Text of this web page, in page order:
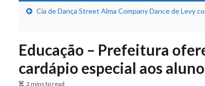
Cia de Dança Street Alma Company Dance de Levy
Educação – Prefeitura
cardápio especial aos
2 mins to read